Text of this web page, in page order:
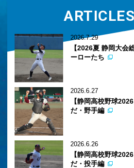
ARTICLES
2026.7.29
【2026夏 静岡大会
ーローたち
2026.6.27
【静岡高校野球
だ・野手編
2026.6.26
【静岡高校野球
だ・投手編